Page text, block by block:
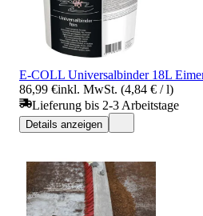
E-COLL Universalbinder 18L
86,99 €inkl. MwSt. (4,84 € / l)
Lieferung bis 2-3 Arbeitstage
Details anzeigen